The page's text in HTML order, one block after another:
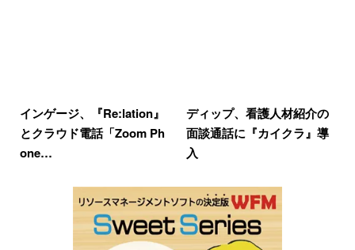
インゲージ、『Re:lation』
とクラウド電話「Zoom Ph
one…
ディップ、看護人材紹介の
面談通話に『カイクラ』導
入